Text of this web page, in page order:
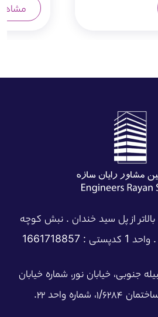
از پل سید خندان . نبش کوچه
جنوبی، خیابان نور، شماره خیابان